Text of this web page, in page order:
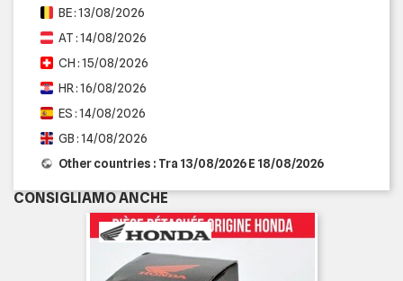
BE : 13/08/2026
AT : 14/08/2026
CH : 15/08/2026
HR : 16/08/2026
ES : 14/08/2026
GB : 14/08/2026
Other countries : Tra 13/08/2026 E 18/08/2026
CONSIGLIAMO ANCHE